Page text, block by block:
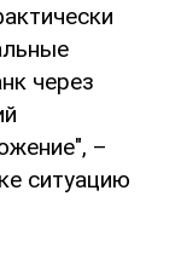
через
–
ситуацию